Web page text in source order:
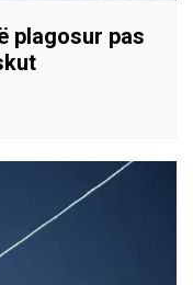
plagosur pas